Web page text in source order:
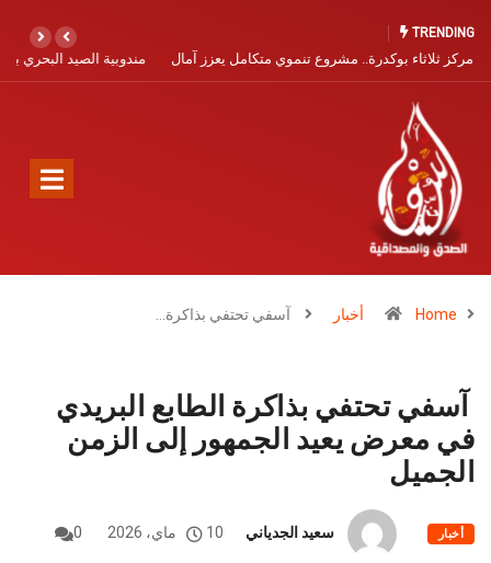
TRENDING
مندوبية الصيد البحري بآسفي تفتح باب التسجيل البحري برسم سنة 2026
Home أخبار آسفي تحتفي بذاكرة…
آسفي تحتفي بذاكرة الطابع البريدي
في معرض يعيد الجمهور إلى الزمن
الجميل
أخبار سعيد الجدياني 10 ماي، 2026 0